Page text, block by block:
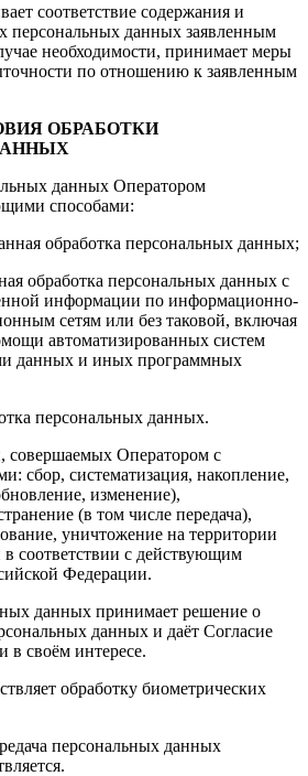
соответствие содержания и
персональных данных заявленным
необходимости, принимает меры
по отношению к заявленным
ОБРАБОТКИ
данных Оператором
способами:
обработка персональных данных;
обработка персональных данных с
информации по информационно-
сетям или без таковой, включая
автоматизированных систем
данных и иных программных
персональных данных.
совершаемых Оператором с
сбор, систематизация, накопление,
изменение),
(в том числе передача),
уничтожение на территории
соответствии с действующим
Федерации.
данных принимает решение о
данных и даёт Согласие
в своём интересе.
обработку биометрических
персональных данных